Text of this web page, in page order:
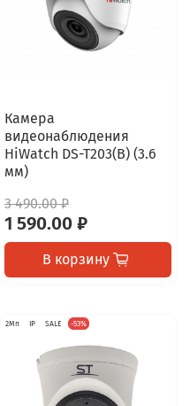
Камера
видеонаблюдения
HiWatch DS-T203(B) (3.6
мм)
3 490.00 ₽
1 590.00 ₽
В корзину
2Мп IP SALE -53%